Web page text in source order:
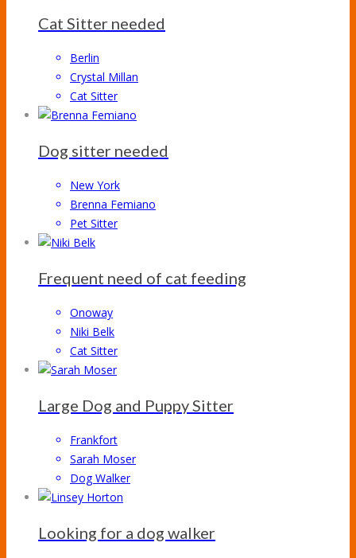
Cat Sitter needed
Berlin
Crystal Millan
Cat Sitter
Dog sitter needed
New York
Brenna Femiano
Pet Sitter
Frequent need of cat feeding
Onoway
Niki Belk
Cat Sitter
Large Dog and Puppy Sitter
Frankfort
Sarah Moser
Dog Walker
Looking for a dog walker